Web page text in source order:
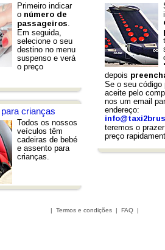
Primeiro indicar
o número de
passageiros
Em seguida,
selecione o seu
destino no menu
suspenso e verá
o preço
crianças
Todos os nossos
veículos têm
cadeiras de bebé
e assento para
crianças.
depois
Se o seu código
aceite pelo
nos um email
endereço:
teremos o
preço
| Termos e condições| FAQ|